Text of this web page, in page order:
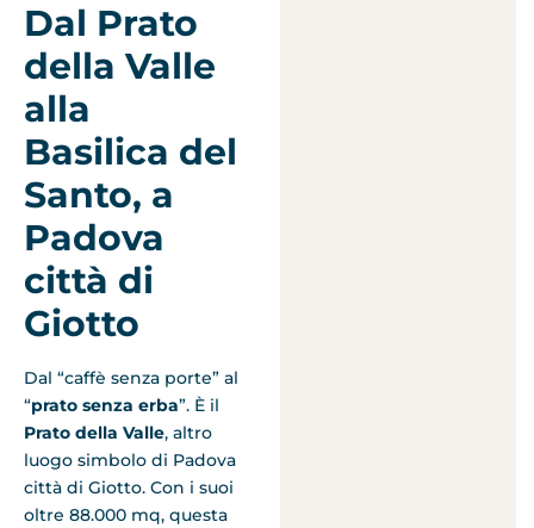
Dal Prato
della Valle
alla
Basilica del
Santo, a
Padova
città di
Giotto
Dal “caffè senza porte” al
“prato senza erba”. È il
Prato della Valle, altro
luogo simbolo di Padova
città di Giotto. Con i suoi
oltre 88.000 mq, questa